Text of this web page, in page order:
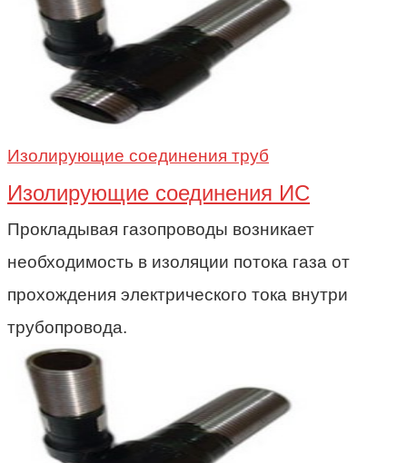
Изолирующие соединения труб
Изолирующие соединения ИС
Прокладывая газопроводы возникает
необходимость в изоляции потока газа от
прохождения электрического тока внутри
трубопровода.